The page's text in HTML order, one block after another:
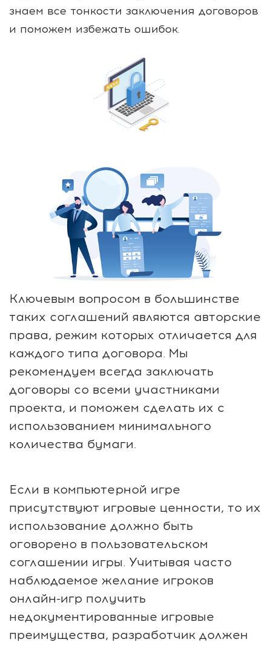
знаем все тонкости заключения договоров
и поможем избежать ошибок.
Ключевым вопросом в большинстве
таких соглашений являются авторские
права, режим которых отличается для
каждого типа договора. Мы
рекомендуем всегда заключать
договоры со всеми участниками
проекта, и поможем сделать их с
использованием минимального
количества бумаги.
Если в компьютерной игре
присутствуют игровые ценности, то их
использование должно быть
оговорено в пользовательском
соглашении игры. Учитывая часто
наблюдаемое желание игроков
онлайн-игр получить
недокументированные игровые
преимущества, разработчик должен